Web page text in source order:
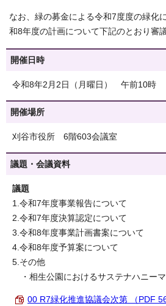
なお、緑の募金による令和7度度の緑化
和8年度の計画について下記のとおり審
開催日時
令和8年2月2日（月曜日） 午前10時
開催場所
刈谷市役所 6階603会議室
議題・会議資料
議題
1.令和7年度事業報告について
2.令和7年度決算認定について
3.令和8年度事業計画書案について
4.令和8年度予算案について
5.その他
・相生公園におけるサステナハニー
00 R7緑化推進協議会次第 （PDF